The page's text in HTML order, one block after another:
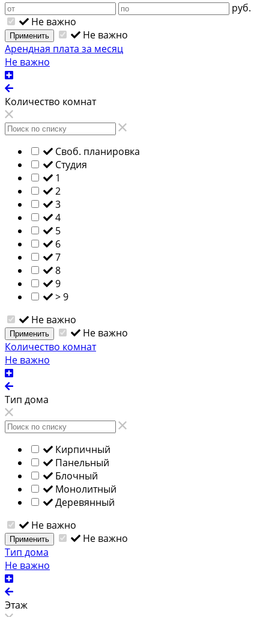
руб.
Не важно
Применить
Не важно
Арендная плата за месяц
Не важно
Количество комнат
Своб. планировка
Студия
1
2
3
4
5
6
7
8
9
> 9
Не важно
Применить
Не важно
Количество комнат
Не важно
Тип дома
Кирпичный
Панельный
Блочный
Монолитный
Деревянный
Не важно
Применить
Не важно
Тип дома
Не важно
Этаж